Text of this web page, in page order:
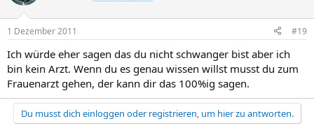
1 Dezember 2011 #19
Ich würde eher sagen das du nicht schwanger bist aber ich
bin kein Arzt. Wenn du es genau wissen willst musst du zum
Frauenarzt gehen, der kann dir das 100%ig sagen.
Du musst dich einloggen oder registrieren, um hier zu antworten.